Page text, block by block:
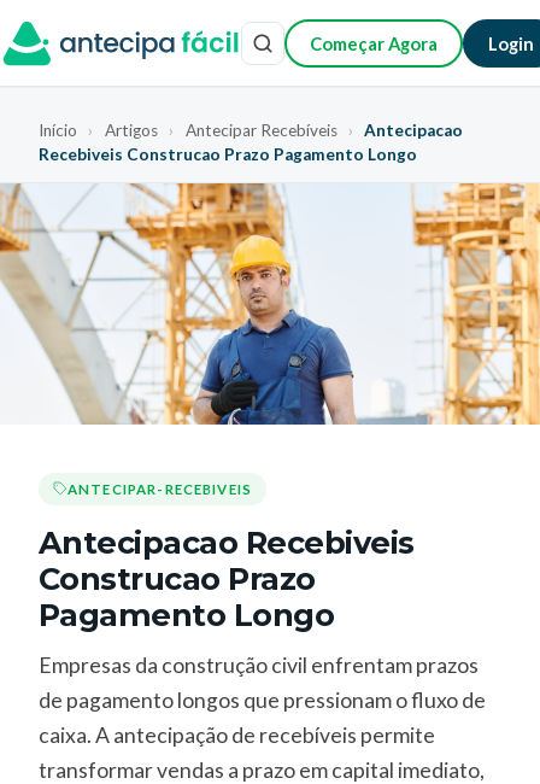
Começar Agora Login
Início › Artigos › Antecipar Recebíveis ›
Antecipacao
Recebiveis Construcao Prazo Pagamento Longo
ANTECIPAR-RECEBIVEIS
Antecipacao Recebiveis
Construcao Prazo
Pagamento Longo
Empresas da construção civil enfrentam prazos
de pagamento longos que pressionam o fluxo de
caixa. A antecipação de recebíveis permite
transformar vendas a prazo em capital imediato,